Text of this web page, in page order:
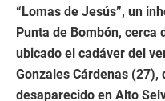
“Lomas de Jesús”, un
Punta de Bombón,
ubicado el cadáver del
Gonzales Cárdenas
desaparecido en Alto